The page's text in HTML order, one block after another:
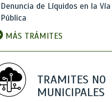
Denuncia de Líquidos en la Vía
Pública
MÁS TRÁMITES
TRAMITES NO
MUNICIPALES